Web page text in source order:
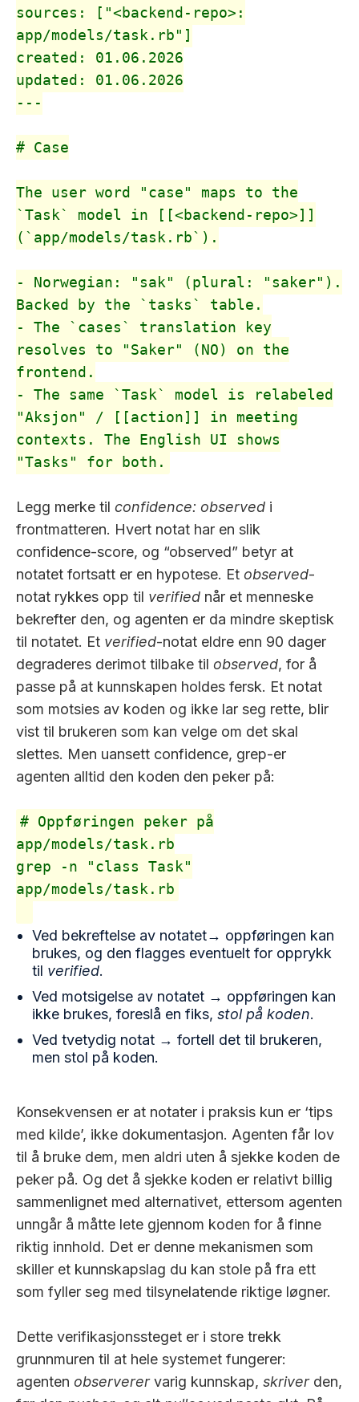
sources: ["<backend-repo>:
app/models/task.rb"]
created: 01.06.2026
updated: 01.06.2026
---
# Case
The user word "case" maps to the
`Task` model in [[<backend-repo>]]
(`app/models/task.rb`).
- Norwegian: "sak" (plural: "saker").
Backed by the `tasks` table.
- The `cases` translation key
resolves to "Saker" (NO) on the
frontend.
- The same `Task` model is relabeled
"Aksjon" / [[action]] in meeting
contexts. The English UI shows
"Tasks" for both.
Legg merke til confidence: observed i
frontmatteren. Hvert notat har en slik
confidence-score, og “observed” betyr at
notatet fortsatt er en hypotese. Et observed-
notat rykkes opp til verified når et menneske
bekrefter den, og agenten er da mindre skeptisk
til notatet. Et verified-notat eldre enn 90 dager
degraderes derimot tilbake til observed, for å
passe på at kunnskapen holdes fersk. Et notat
som motsies av koden og ikke lar seg rette, blir
vist til brukeren som kan velge om det skal
slettes. Men uansett confidence, grep-er
agenten alltid den koden den peker på:
# Oppføringen peker på
app/models/task.rb
grep -n "class Task"
app/models/task.rb
Ved bekreftelse av notatet→ oppføringen kan
brukes, og den flagges eventuelt for opprykk
til verified.
Ved motsigelse av notatet → oppføringen kan
ikke brukes, foreslå en fiks, stol på koden.
Ved tvetydig notat → fortell det til brukeren,
men stol på koden.
Konsekvensen er at notater i praksis kun er ‘tips
med kilde’, ikke dokumentasjon. Agenten får lov
til å bruke dem, men aldri uten å sjekke koden de
peker på. Og det å sjekke koden er relativt billig
sammenlignet med alternativet, ettersom agenten
unngår å måtte lete gjennom koden for å finne
riktig innhold. Det er denne mekanismen som
skiller et kunnskapslag du kan stole på fra ett
som fyller seg med tilsynelatende riktige løgner.
Dette verifikasjonssteget er i store trekk
grunnmuren til at hele systemet fungerer:
agenten observerervarig kunnskap, skriverden,